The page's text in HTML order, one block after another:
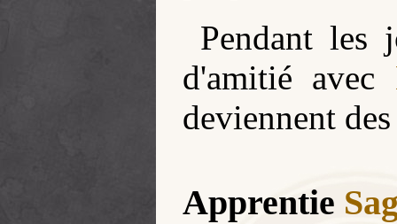
Pendant les
d'amitié avec
deviennent
Apprentie